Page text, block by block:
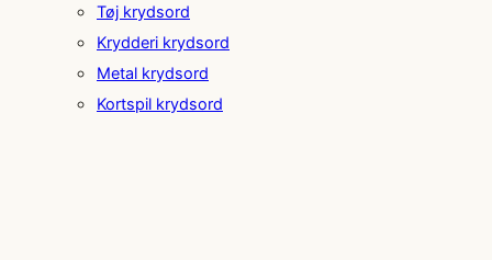
Tøj krydsord
Krydderi krydsord
Metal krydsord
Kortspil krydsord